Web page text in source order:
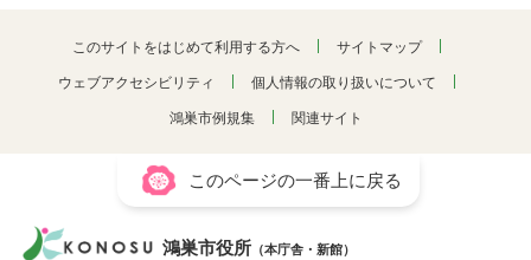
このサイトをはじめて利用する方へ サイトマップ
ウェブアクセシビリティ 個人情報の取り扱いについて
鴻巣市例規集 関連サイト
このページの一番上に戻る
鴻巣市役所 （本庁舎・新館）